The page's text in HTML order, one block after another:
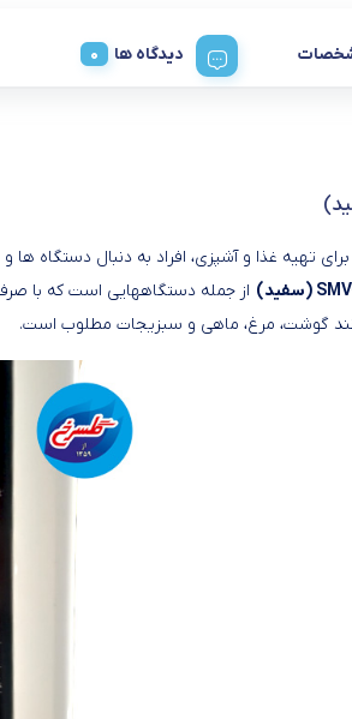
دیدگاه ها
تهیه غذا و آشپزی، افراد به دنبال
از جمله دستگاههایی است که با صرف
گوشت، مرغ، ماهی و سبزیجات مطلوب است.